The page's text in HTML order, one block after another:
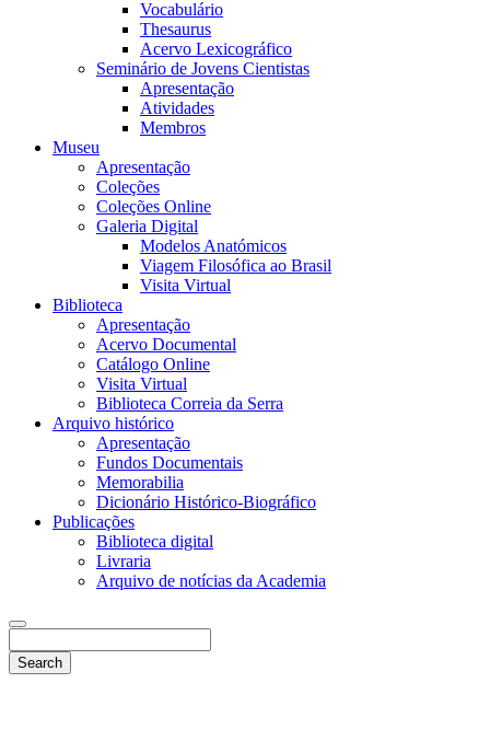
Vocabulário
Thesaurus
Acervo Lexicográfico
Seminário de Jovens Cientistas
Apresentação
Atividades
Membros
Museu
Apresentação
Coleções
Coleções Online
Galeria Digital
Modelos Anatómicos
Viagem Filosófica ao Brasil
Visita Virtual
Biblioteca
Apresentação
Acervo Documental
Catálogo Online
Visita Virtual
Biblioteca Correia da Serra
Arquivo histórico
Apresentação
Fundos Documentais
Memorabilia
Dicionário Histórico-Biográfico
Publicações
Biblioteca digital
Livraria
Arquivo de notícias da Academia